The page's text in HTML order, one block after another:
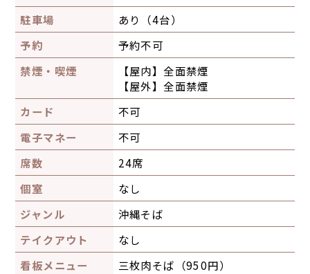
駐車場
あり（4台）
予約
予約不可
禁煙・喫煙
【屋内】全面禁煙
【屋外】全面禁煙
カード
不可
電子マネー
不可
席数
24席
個室
なし
ジャンル
沖縄そば
テイクアウト
なし
看板メニュー
三枚肉そば（950円）